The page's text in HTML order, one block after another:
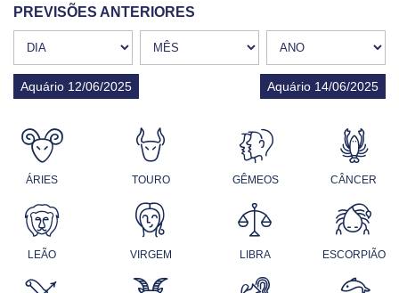
PREVISÕES ANTERIORES
Aquário 12/06/2025 Aquário 14/06/2025
ÁRIES TOURO GÊMEOS CÂNCER
LEÃO VIRGEM LIBRA ESCORPIÃO